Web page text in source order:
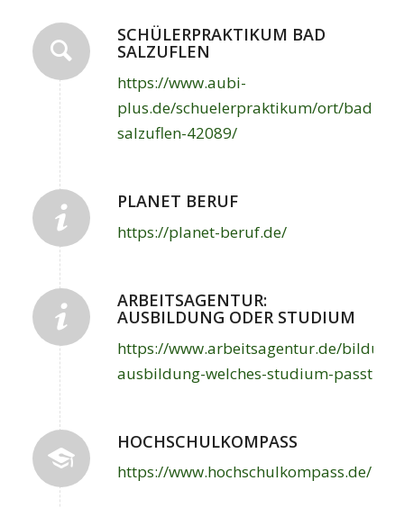
SCHÜLERPRAKTIKUM BAD
SALZUFLEN
https://www.aubi-
plus.de/schuelerpraktikum/ort/bad-
salzuflen-42089/
PLANET BERUF
https://planet-beruf.de/
ARBEITSAGENTUR:
AUSBILDUNG ODER STUDIUM
https://www.arbeitsagentur.de/
ausbildung-welches-studium-passt
HOCHSCHULKOMPASS
https://www.hochschulkompass.de/